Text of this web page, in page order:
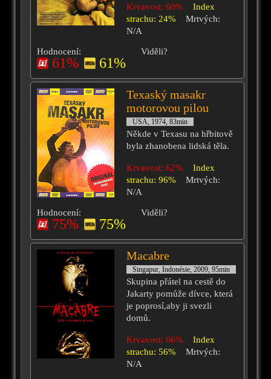
Krvavost: 60%
Index
strachu: 24%
Mrtvých:
N/A
Hodnocení:
61% 61%
Viděli?
Texaský masakr
motorovou pilou
USA, 1974, 83min
Někde v Texasu na hřbitově
byla zhanobena lidská těla.
Krvavost: 62%
Index
strachu: 96%
Mrtvých:
N/A
Hodnocení:
75% 75%
Viděli?
Macabre
Singapur, Indonésie, 2009, 95min
Skupina přátel na cestě do
Jakarty pomůže dívce, která
je poprosí,aby ji svezli
domů.
Krvavost: 66%
Index
strachu: 56%
Mrtvých:
N/A